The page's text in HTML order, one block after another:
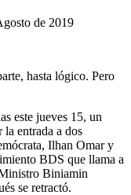
de 2019
hasta lógico. Pero
este jueves 15, un
entrada a dos
Ilhan Omar y
BDS que llama a
Biniamin
se retractó.